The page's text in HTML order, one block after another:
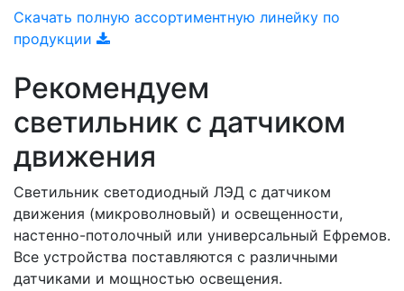
Скачать полную ассортиментную линейку по
продукции
Рекомендуем
светильник с датчиком
движения
Светильник светодиодный ЛЭД с датчиком
движения (микроволновый) и освещенности,
настенно-потолочный или универсальный Ефремов.
Все устройства поставляются с различными
датчиками и мощностью освещения.